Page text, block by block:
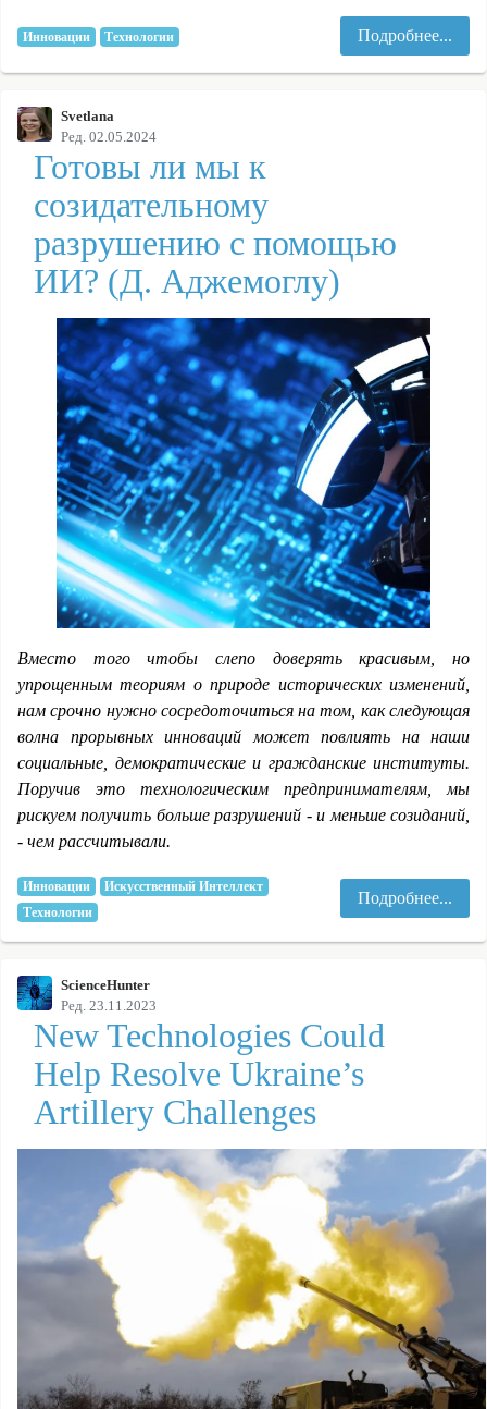
Инновации Технологии Подробнее...
Svetlana
Ред. 02.05.2024
Готовы ли мы к
созидательному
разрушению с помощью
ИИ? (Д. Аджемоглу)
Вместо того чтобы слепо доверять красивым, но
упрощенным теориям о природе исторических изменений,
нам срочно нужно сосредоточиться на том, как следующая
волна прорывных инноваций может повлиять на наши
социальные, демократические и гражданские институты.
Поручив это технологическим предпринимателям, мы
рискуем получить больше разрушений - и меньше созиданий,
- чем рассчитывали.
Инновации
Искусственный Интеллект
Технологии
Подробнее...
ScienceHunter
Ред. 23.11.2023
New Technologies Could
Help Resolve Ukraine’s
Artillery Challenges